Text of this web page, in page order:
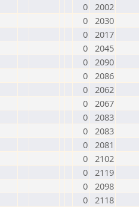
0 2002
0 2030
0 2017
0 2045
0 2090
0 2086
0 2062
0 2067
0 2083
0 2083
0 2081
0 2102
0 2119
0 2098
0 2118